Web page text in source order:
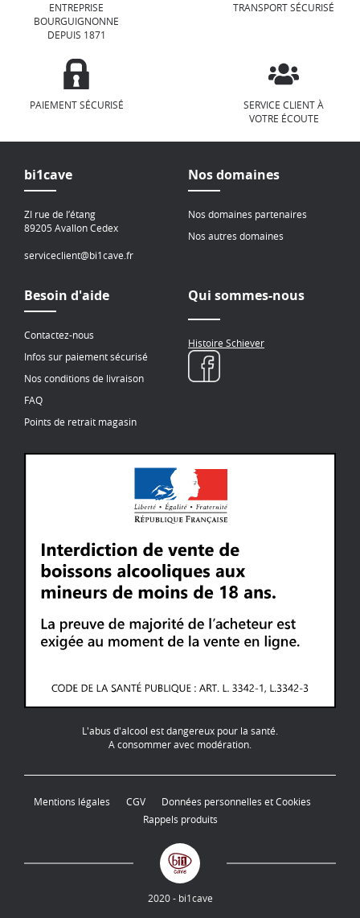
ENTREPRISE
BOURGUIGNONNE
DEPUIS 1871
TRANSPORT SÉCURISÉ
PAIEMENT SÉCURISÉ
SERVICE CLIENT À
VOTRE ÉCOUTE
bi1cave
ZI rue de l’étang
89205 Avallon Cedex
serviceclient@bi1cave.fr
Nos domaines
Nos domaines partenaires
Nos autres domaines
Besoin d'aide
Contactez-nous
Infos sur paiement sécurisé
Nos conditions de livraison
FAQ
Points de retrait magasin
Qui sommes-nous
Histoire Schiever
L'abus d'alcool est dangereux pour la santé.
A consommer avec modération.
Mentions légales CGV
Données personnelles et Cookies
Rappels produits
2020 - bi1cave